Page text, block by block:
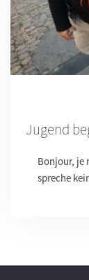
Jugend
Bonjour, je
spreche